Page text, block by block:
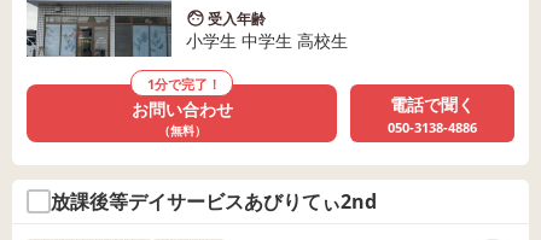
受入年齢
小学生 中学生 高校生
1分で完了！
お問い合わせ
（無料）
電話で聞く
050-3138-4886
放課後等デイサービスあびりてぃ2nd